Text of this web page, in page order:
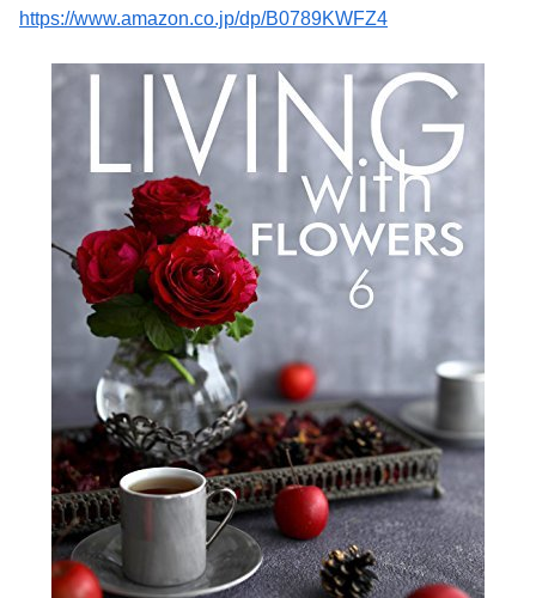
https://www.amazon.co.jp/dp/B0789KWFZ4